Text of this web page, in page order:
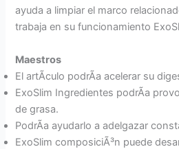
ayuda a limpiar el marco
trabaja en su funcionamiento
Maestros
El artÃ­culo podrÃ­a acelerar su
ExoSlim Ingredientes podrÃ­a
de grasa.
PodrÃ­a ayudarlo a adelgazar
ExoSlim composiciÃ³n puede